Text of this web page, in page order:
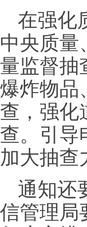
在强化
中央质量
量监督抽
爆炸物品
查，强化
查。引导
加大抽查
通知还
信管理局